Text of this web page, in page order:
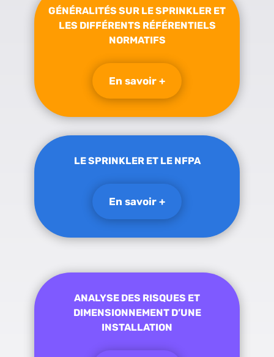
GÉNÉRALITÉS SUR LE SPRINKLER ET
LES DIFFÉRENTS RÉFÉRENTIELS
NORMATIFS
En savoir +
LE SPRINKLER ET LE NFPA
En savoir +
ANALYSE DES RISQUES ET
DIMENSIONNEMENT D’UNE
INSTALLATION